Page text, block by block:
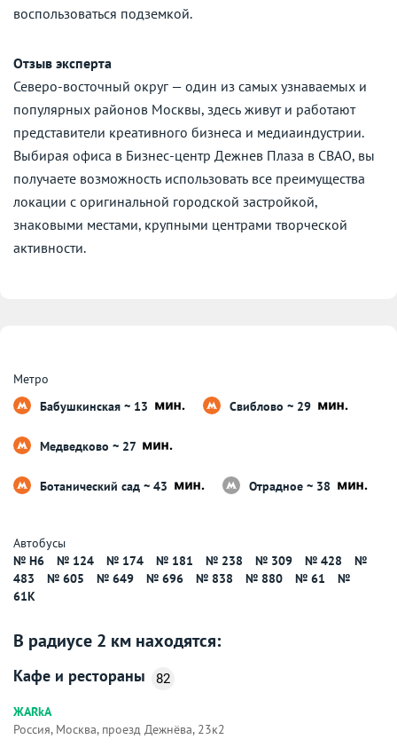
воспользоваться подземкой.
Отзыв эксперта
Северо-восточный округ — один из самых узнаваемых и
популярных районов Москвы, здесь живут и работают
представители креативного бизнеса и медиаиндустрии.
Выбирая офиса в Бизнес-центр Дежнев Плаза в СВАО, вы
получаете возможность использовать все преимущества
локации с оригинальной городской застройкой,
знаковыми местами, крупными центрами творческой
активности.
Метро
Бабушкинская ~ 13
Свиблово ~ 29
Медведково ~ 27
Ботанический сад ~ 43 Отрадное ~ 38
Автобусы
№ Н6 № 124 № 174 № 181 № 238 № 309 № 428
№
483
№ 605 № 649 № 696 № 838 № 880 № 61
№
61К
В радиусе 2 км находятся:
Кафе и рестораны 82
ЖARkA
Россия, Москва, проезд Дежнёва, 23к2